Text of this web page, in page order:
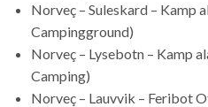
Norveç – Suleskard – Kamp
Campingground)
Norveç – Lysebotn – Kamp
Camping)
Norveç – Lauvvik – Feribot